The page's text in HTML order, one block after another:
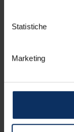
Statistiche
Marketing